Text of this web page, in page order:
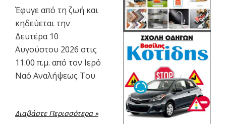
Έφυγε από τη ζωή και
κηδεύεται την
Δευτέρα 10
Αυγούστου 2026 στις
11.00 π.μ. από τον Ιερό
Ναό Αναλήψεως Του
Διαβάστε Περισσότερα »